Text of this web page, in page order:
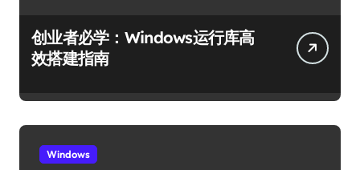
创业者必学：Windows运行库高
效搭建指南
Windows